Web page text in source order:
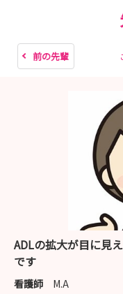
前の先輩
ADLの拡大が目に見
です
看護師 M.A